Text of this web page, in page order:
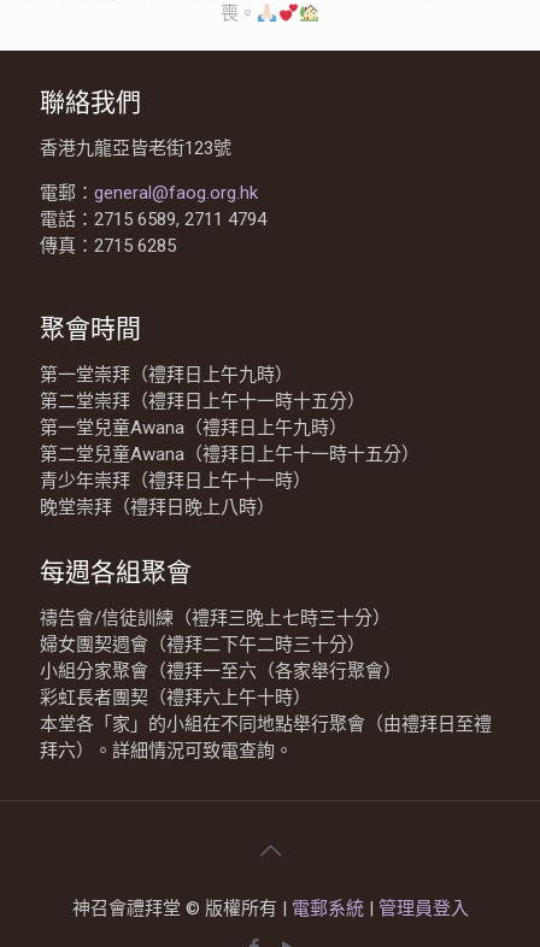
喪。
聯絡我們
香港九龍亞皆老街123號
電郵： general@faog.org.hk
電話：2715 6589, 2711 4794
傳真：2715 6285
聚會時間
第一堂崇拜（禮拜日上午九時）
第二堂崇拜（禮拜日上午十一時十五分）
第一堂兒童Awana（禮拜日上午九時）
第二堂兒童Awana（禮拜日上午十一時十五分）
青少年崇拜（禮拜日上午十一時）
晚堂崇拜（禮拜日晚上八時）
每週各組聚會
禱告會/信徒訓練（禮拜三晚上七時三十分）
婦女團契週會（禮拜二下午二時三十分）
小組分家聚會（禮拜一至六（各家舉行聚會）
彩虹長者團契（禮拜六上午十時）
本堂各「家」的小組在不同地點舉行聚會（由禮拜日至禮
拜六）。詳細情況可致電查詢。
神召會禮拜堂 © 版權所有 | 電郵系統 管理員登入